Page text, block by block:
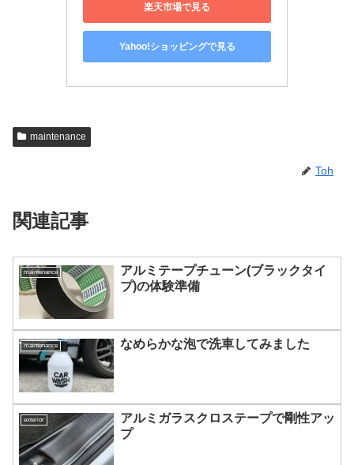
楽天市場で見る
Yahoo!ショッピングで見る
maintenance
Toh
関連記事
maintenance
アルミテープチューン(ブラックタイ
プ)の体験準備
maintenance なめらかな泡で洗車してみました
exterior
アルミガラスクロステープで剛性アッ
プ